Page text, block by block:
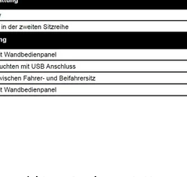
Grundrisses aus. Das Gesamtgewicht der
für jeden Typ und Grundriss ermittelten
festgelegte Masse für
ggf. verpflichtende schwerere
und zur Konfiguration des